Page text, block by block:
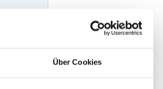
Über Cookies